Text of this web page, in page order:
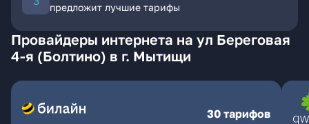
предложит лучшие тарифы
Провайдеры интернета на ул Береговая
4-я (Болтино) в г. Мытищи
30 тарифов